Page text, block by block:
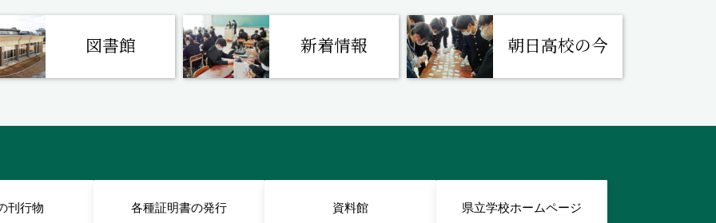
図書館 新着情報 朝日高校の今
刊行物 各種証明書の発行 資料館 県立学校ホームページ